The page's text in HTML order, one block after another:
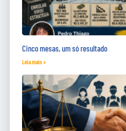
Cinco mesas, um só resultado
Leia mais »